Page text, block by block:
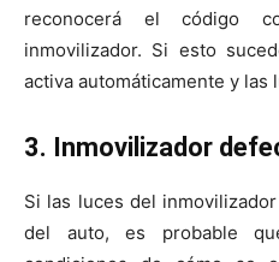
reconocerá el código
inmovilizador. Si esto
activa automáticamente y las
3. Inmovilizador
Si las luces del
del auto, es probable